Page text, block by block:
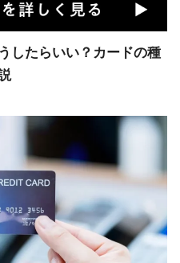
したらいい？カードの種